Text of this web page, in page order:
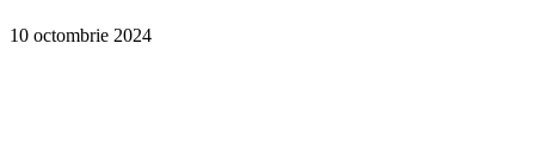
10 octombrie 2024